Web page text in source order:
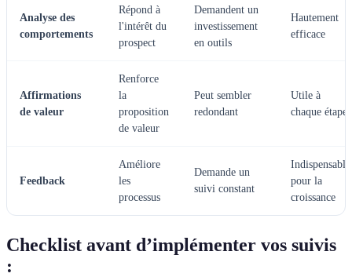
Analyse des
comportements
Répond à
l'intérêt du
prospect
Demandent un
investissement
en outils
Hautement
efficace
Affirmations
de valeur
Renforce
la
proposition
de valeur
Peut sembler
redondant
Utile à
chaque étape
Feedback
Améliore
les
processus
Demande un
suivi constant
Indispensable
pour la
croissance
Checklist avant d’implémenter vos suivis
: